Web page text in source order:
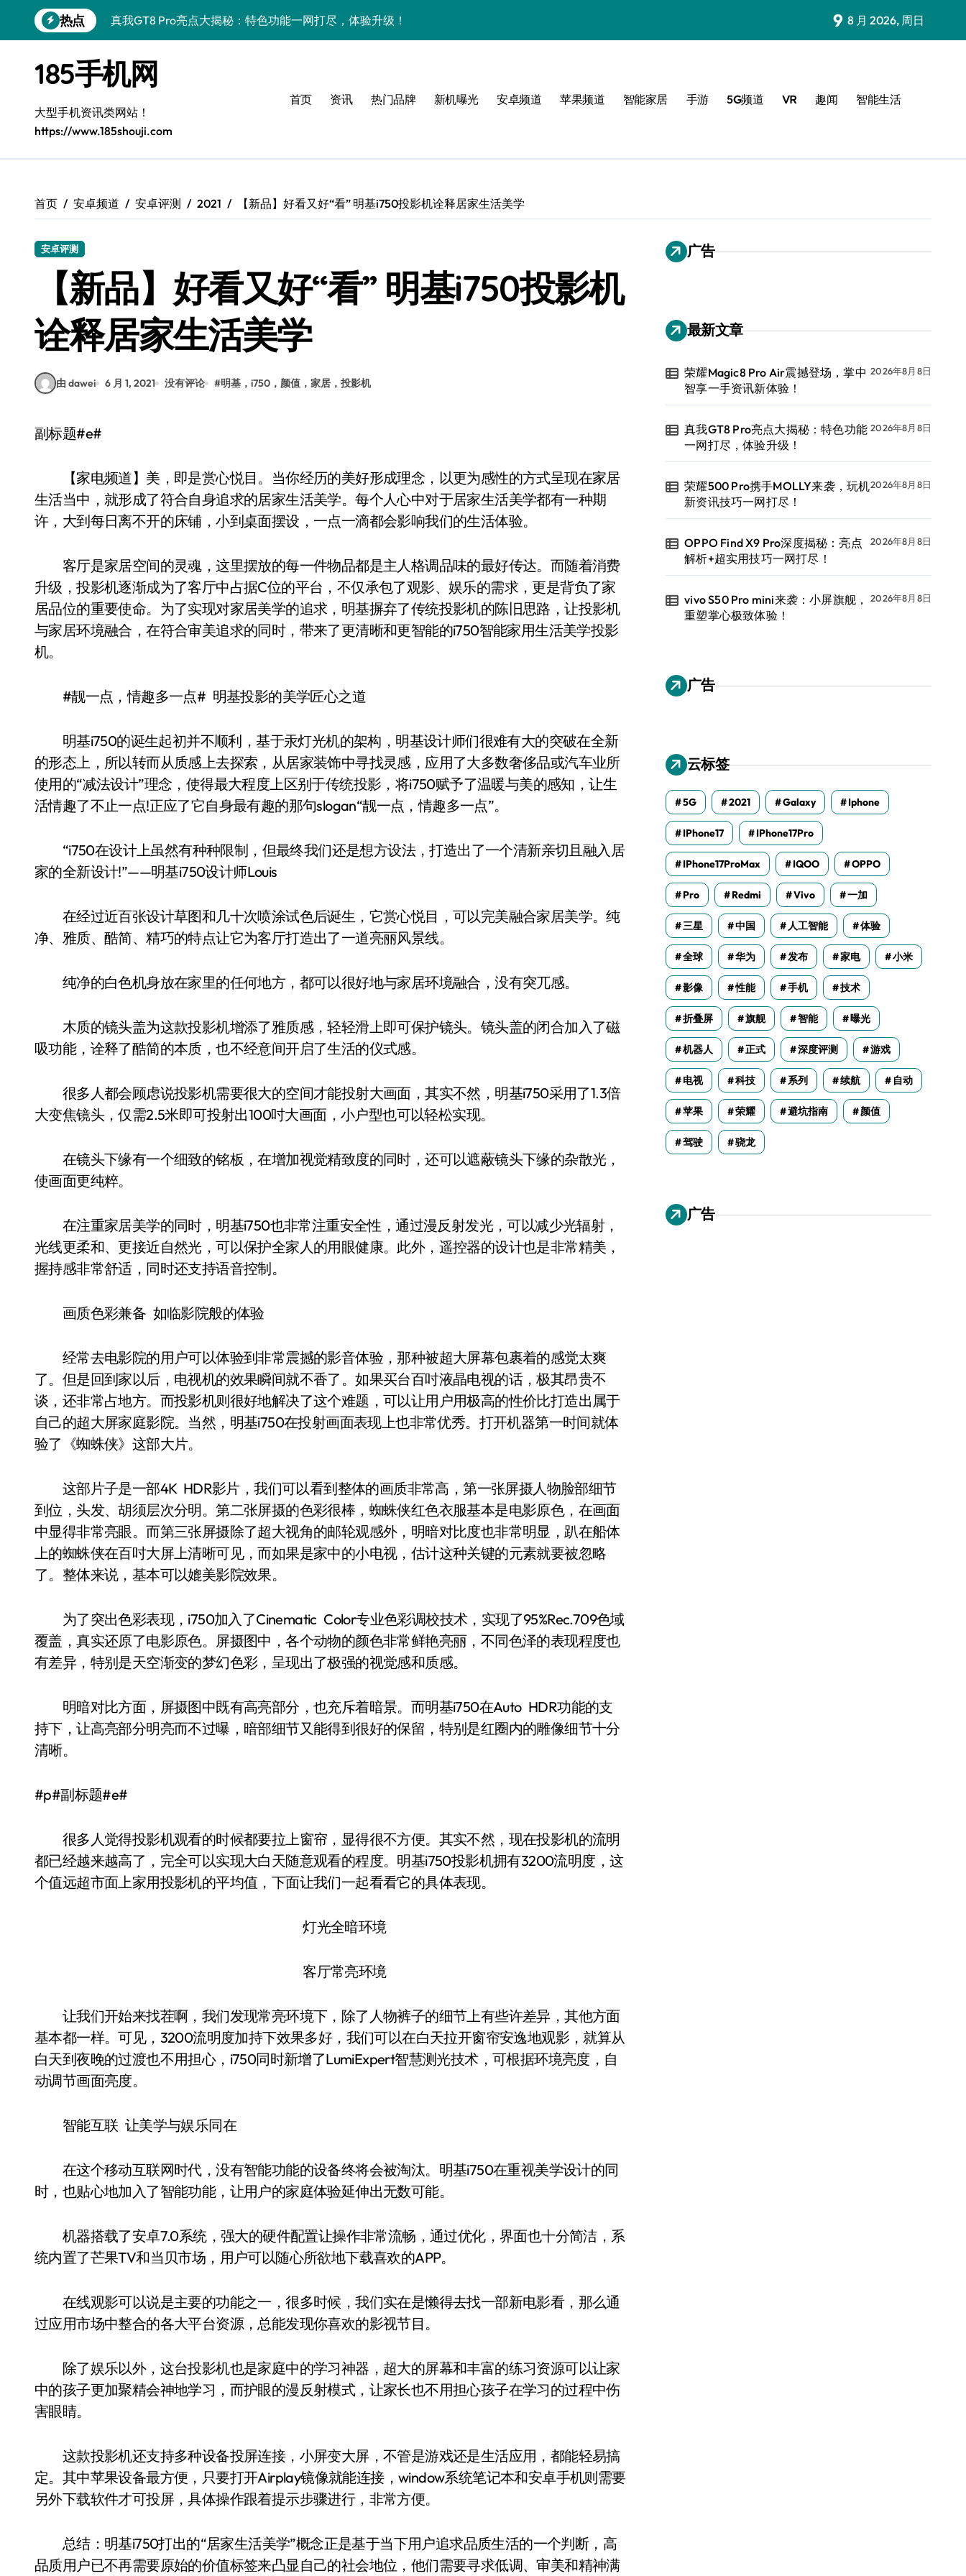
到
热点
真我GT8 Pro亮点大揭秘：特色功能一网打尽，体验升级！
OPPO Find X9 Pro深度揭秘：亮点解析+超实用技巧一网打尽！
vivo S50 Pro mini来袭：小屏旗舰，重塑掌心极致体验！
REDMI K90深度揭秘：超强配置亮点，一文全掌握！
三星W26重磅来袭！速览资讯，畅享前沿智能科技新体验！
华为nova 15 Ultra新功能解锁，限时优惠速来把握！
荣耀Magic8 Pro Air震撼登场，掌中智享一手资讯新体验！
9 8 月 2026, 周日
185手机网
大型手机资讯类网站！
https://www.185shouji.com
首页 资讯 热门品牌 新机曝光 安卓频道 苹果频道 智能家居 手游 5G频道 VR 趣闻 智能生活
首页 安卓频道 安卓评测 2021 【新品】好看又好“看” 明基i750投影机诠释居家生活美学
安卓评测
【新品】好看又好“看” 明基i750投影机
诠释居家生活美学
由 dawei 6 月 1, 2021 没有评论 #明基，i750，颜值，家居，投影机
副标题#e#
【家电频道】美，即是赏心悦目。当你经历的美好形成理念，以更为感性的方式呈现在家居
生活当中，就形成了符合自身追求的居家生活美学。每个人心中对于居家生活美学都有一种期
许，大到每日离不开的床铺，小到桌面摆设，一点一滴都会影响我们的生活体验。
客厅是家居空间的灵魂，这里摆放的每一件物品都是主人格调品味的最好传达。而随着消费
升级，投影机逐渐成为了客厅中占据C位的平台，不仅承包了观影、娱乐的需求，更是背负了家
居品位的重要使命。为了实现对家居美学的追求，明基摒弃了传统投影机的陈旧思路，让投影机
与家居环境融合，在符合审美追求的同时，带来了更清晰和更智能的i750智能家用生活美学投影
机。
#靓一点，情趣多一点# 明基投影的美学匠心之道
明基i750的诞生起初并不顺利，基于汞灯光机的架构，明基设计师们很难有大的突破在全新
的形态上，所以转而从质感上去探索，从居家装饰中寻找灵感，应用了大多数奢侈品或汽车业所
使用的“减法设计”理念，使得最大程度上区别于传统投影，将i750赋予了温暖与美的感知，让生
活情趣了不止一点!正应了它自身最有趣的那句slogan“靓一点，情趣多一点”。
“i750在设计上虽然有种种限制，但最终我们还是想方设法，打造出了一个清新亲切且融入居
家的全新设计!”——明基i750设计师Louis
在经过近百张设计草图和几十次喷涂试色后诞生，它赏心悦目，可以完美融合家居美学。纯
净、雅质、酷简、精巧的特点让它为客厅打造出了一道亮丽风景线。
纯净的白色机身放在家里的任何地方，都可以很好地与家居环境融合，没有突兀感。
木质的镜头盖为这款投影机增添了雅质感，轻轻滑上即可保护镜头。镜头盖的闭合加入了磁
吸功能，诠释了酷简的本质，也不经意间开启了生活的仪式感。
很多人都会顾虑说投影机需要很大的空间才能投射大画面，其实不然，明基i750采用了1.3倍
大变焦镜头，仅需2.5米即可投射出100吋大画面，小户型也可以轻松实现。
在镜头下缘有一个细致的铭板，在增加视觉精致度的同时，还可以遮蔽镜头下缘的杂散光，
使画面更纯粹。
在注重家居美学的同时，明基i750也非常注重安全性，通过漫反射发光，可以减少光辐射，
光线更柔和、更接近自然光，可以保护全家人的用眼健康。此外，遥控器的设计也是非常精美，
握持感非常舒适，同时还支持语音控制。
画质色彩兼备 如临影院般的体验
经常去电影院的用户可以体验到非常震撼的影音体验，那种被超大屏幕包裹着的感觉太爽
了。但是回到家以后，电视机的效果瞬间就不香了。如果买台百吋液晶电视的话，极其昂贵不
谈，还非常占地方。而投影机则很好地解决了这个难题，可以让用户用极高的性价比打造出属于
自己的超大屏家庭影院。当然，明基i750在投射画面表现上也非常优秀。打开机器第一时间就体
验了《蜘蛛侠》这部大片。
这部片子是一部4K HDR影片，我们可以看到整体的画质非常高，第一张屏摄人物脸部细节
到位，头发、胡须层次分明。第二张屏摄的色彩很棒，蜘蛛侠红色衣服基本是电影原色，在画面
中显得非常亮眼。而第三张屏摄除了超大视角的邮轮观感外，明暗对比度也非常明显，趴在船体
上的蜘蛛侠在百吋大屏上清晰可见，而如果是家中的小电视，估计这种关键的元素就要被忽略
了。整体来说，基本可以媲美影院效果。
为了突出色彩表现，i750加入了Cinematic Color专业色彩调校技术，实现了95%Rec.709色域
覆盖，真实还原了电影原色。屏摄图中，各个动物的颜色非常鲜艳亮丽，不同色泽的表现程度也
有差异，特别是天空渐变的梦幻色彩，呈现出了极强的视觉感和质感。
明暗对比方面，屏摄图中既有高亮部分，也充斥着暗景。而明基i750在Auto HDR功能的支
持下，让高亮部分明亮而不过曝，暗部细节又能得到很好的保留，特别是红圈内的雕像细节十分
清晰。
#p#副标题#e#
很多人觉得投影机观看的时候都要拉上窗帘，显得很不方便。其实不然，现在投影机的流明
都已经越来越高了，完全可以实现大白天随意观看的程度。明基i750投影机拥有3200流明度，这
个值远超市面上家用投影机的平均值，下面让我们一起看看它的具体表现。
灯光全暗环境
客厅常亮环境
让我们开始来找茬啊，我们发现常亮环境下，除了人物裤子的细节上有些许差异，其他方面
基本都一样。可见，3200流明度加持下效果多好，我们可以在白天拉开窗帘安逸地观影，就算从
白天到夜晚的过渡也不用担心，i750同时新增了LumiExpert智慧测光技术，可根据环境亮度，自
动调节画面亮度。
智能互联 让美学与娱乐同在
在这个移动互联网时代，没有智能功能的设备终将会被淘汰。明基i750在重视美学设计的同
时，也贴心地加入了智能功能，让用户的家庭体验延伸出无数可能。
机器搭载了安卓7.0系统，强大的硬件配置让操作非常流畅，通过优化，界面也十分简洁，系
统内置了芒果TV和当贝市场，用户可以随心所欲地下载喜欢的APP。
在线观影可以说是主要的功能之一，很多时候，我们实在是懒得去找一部新电影看，那么通
过应用市场中整合的各大平台资源，总能发现你喜欢的影视节目。
除了娱乐以外，这台投影机也是家庭中的学习神器，超大的屏幕和丰富的练习资源可以让家
中的孩子更加聚精会神地学习，而护眼的漫反射模式，让家长也不用担心孩子在学习的过程中伤
害眼睛。
这款投影机还支持多种设备投屏连接，小屏变大屏，不管是游戏还是生活应用，都能轻易搞
定。其中苹果设备最方便，只要打开Airplay镜像就能连接，window系统笔记本和安卓手机则需要
另外下载软件才可投屏，具体操作跟着提示步骤进行，非常方便。
总结：明基i750打出的“居家生活美学”概念正是基于当下用户追求品质生活的一个判断，高
品质用户已不再需要原始的价值标签来凸显自己的社会地位，他们需要寻求低调、审美和精神满
广告
最新文章
荣耀Magic8 Pro Air震撼登场，掌中
智享一手资讯新体验！
2026年8月8日
真我GT8 Pro亮点大揭秘：特色功能
一网打尽，体验升级！
2026年8月8日
荣耀500 Pro携手MOLLY来袭，玩机
新资讯技巧一网打尽！
2026年8月8日
OPPO Find X9 Pro深度揭秘：亮点
解析+超实用技巧一网打尽！
2026年8月8日
vivo S50 Pro mini来袭：小屏旗舰，
重塑掌心极致体验！
2026年8月8日
广告
云标签
5G 2021 Galaxy Iphone
IPhone17 IPhone17Pro
IPhone17ProMax IQOO OPPO
Pro Redmi Vivo 一加
三星 中国 人工智能 体验
全球 华为 发布 家电 小米
影像 性能 手机 技术
折叠屏 旗舰 智能 曝光
机器人 正式 深度评测 游戏
电视 科技 系列 续航 自动
苹果 荣耀 避坑指南 颜值
驾驶 骁龙
广告